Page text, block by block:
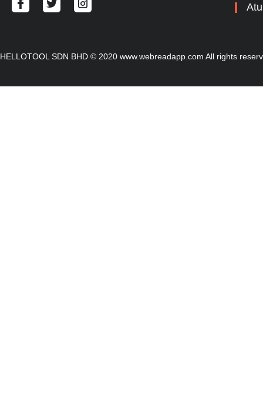
HELLOTOOL SDN BHD © 2020 www.webreadapp.com All rights